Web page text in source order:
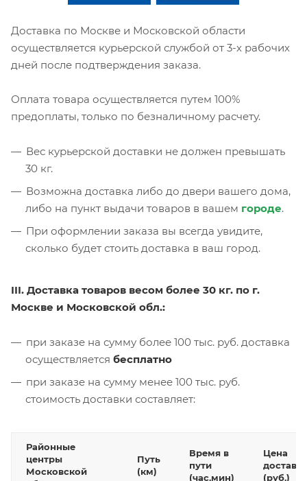
Доставка по Москве и Московской области
осуществляется курьерской службой от 3-х рабочих
дней после подтверждения заказа.
Оплата товара осуществляется путем 100%
предоплаты, только по безналичному расчету.
Вес курьерской доставки не должен превышать
30 кг.
Возможна доставка либо до двери вашего дома,
либо на пункт выдачи товаров в вашем городе.
При оформлении заказа вы всегда увидите,
сколько будет стоить доставка в ваш город.
III. Доставка товаров весом более 30 кг. по г.
Москве и Московской обл.:
при заказе на сумму более 100 тыс. руб. доставка
осуществляется бесплатно
при заказе на сумму менее 100 тыс. руб.
стоимость доставки составляет:
Районные
центры
Московской
Путь
(км)
Время в
пути
(час.мин)
Цена
(руб.)